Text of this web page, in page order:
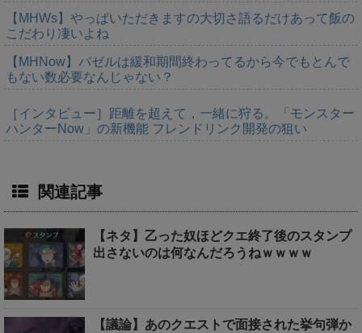
【MHWs】やっぱいただきますの大切さ語るだけあって飯の
こだわり凄いよね
【MHNow】バゼルは緩和期間終わってるから今でもとんで
もない数必要なんじゃない？
［インタビュー］距離を超えて，一緒に狩る。「モンスター
ハンターNow」の新機能 フレンドリンク開発の狙い
関連記事
【ネタ】乙った奴ほどクエ終了後のスタンプ
出さないのは何なんだろうねｗｗｗｗ
【議論】あのクエストで面接された挙句弾か